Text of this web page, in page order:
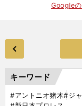
Google
キーワード
#アントニオ猪木#ジ